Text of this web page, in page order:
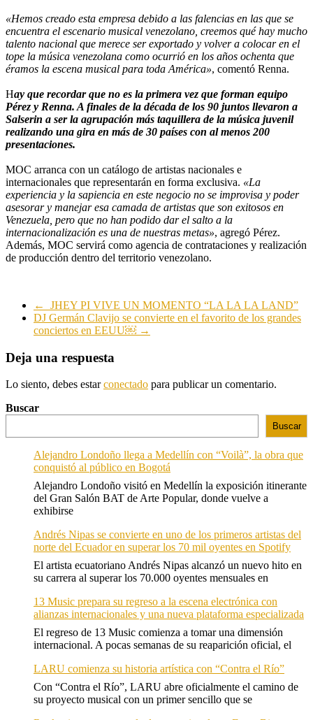
«Hemos creado esta empresa debido a las falencias en las que se
encuentra el escenario musical venezolano, creemos qué hay mucho
talento nacional que merece ser exportado y volver a colocar en el
tope la música venezolana como ocurrió en los años ochenta que
éramos la escena musical para toda América», comentó Renna.
Hay que recordar que no es la primera vez que forman equipo
Pérez y Renna. A finales de la década de los 90 juntos llevaron a
Salserin a ser la agrupación más taquillera de la música juvenil
realizando una gira en más de 30 países con al menos 200
presentaciones.
MOC arranca con un catálogo de artistas nacionales e
internacionales que representarán en forma exclusiva. «La
experiencia y la sapiencia en este negocio no se improvisa y poder
asesorar y manejar esa camada de artistas que son exitosos en
Venezuela, pero que no han podido dar el salto a la
internacionalización es una de nuestras metas», agregó Pérez.
Además, MOC servirá como agencia de contrataciones y realización
de producción dentro del territorio venezolano.
←
JHEY PI VIVE UN MOMENTO “LA LA LA LAND”
DJ Germán Clavijo se convierte en el favorito de los grandes
conciertos en EEUU￼ →
Deja una respuesta
Lo siento, debes estarconectado para publicar un comentario.
Buscar
Buscar
Alejandro Londoño llega a Medellín con “Voilà”, la obra que
conquistó al público en Bogotá
Alejandro Londoño visitó en Medellín la exposición itinerante
del Gran Salón BAT de Arte Popular, donde vuelve a
exhibirse
Andrés Nipas se convierte en uno de los primeros artistas del
norte del Ecuador en superar los 70 mil oyentes en Spotify
El artista ecuatoriano Andrés Nipas alcanzó un nuevo hito en
su carrera al superar los 70.000 oyentes mensuales en
13 Music prepara su regreso a la escena electrónica con
alianzas internacionales y una nueva plataforma especializada
El regreso de 13 Music comienza a tomar una dimensión
internacional. A pocas semanas de su reaparición oficial, el
LARU comienza su historia artística con “Contra el Río”
Con “Contra el Río”, LARU abre oficialmente el camino de
su proyecto musical con un primer sencillo que se